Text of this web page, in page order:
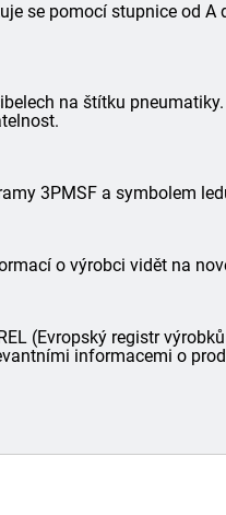
se pomocí stupnice od A
na štítku
3PMSF a symbolem
o výrobci vidět na
(Evropský registr
informacemi o